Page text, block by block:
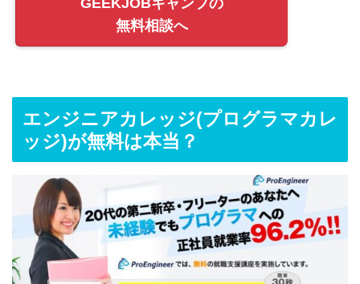
無料相談へ
エンジニアカレッジ(プログラマカレ
ッジ)が無料は本当？